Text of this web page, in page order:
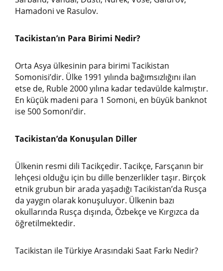
Hamadoni ve Rasulov.
Tacikistan’ın Para Birimi Nedir?
Orta Asya ülkesinin para birimi Tacikistan
Somonisi’dir. Ülke 1991 yılında bağımsızlığını ilan
etse de, Ruble 2000 yılına kadar tedavülde kalmıştır.
En küçük madeni para 1 Somoni, en büyük banknot
ise 500 Somoni’dir.
Tacikistan’da Konuşulan Diller
Ülkenin resmi dili Tacikçedir. Tacikçe, Farsçanın bir
lehçesi olduğu için bu dille benzerlikler taşır. Birçok
etnik grubun bir arada yaşadığı Tacikistan’da Rusça
da yaygın olarak konuşuluyor. Ülkenin bazı
okullarında Rusça dışında, Özbekçe ve Kırgızca da
öğretilmektedir.
Tacikistan ile Türkiye Arasındaki Saat Farkı Nedir?